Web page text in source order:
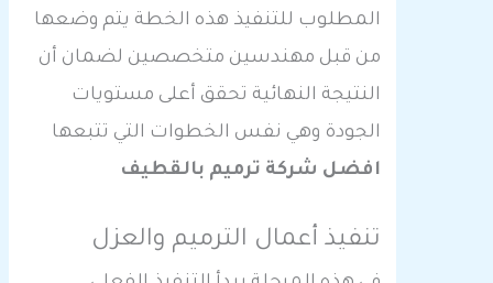
المطلوب للتنفيذ هذه الخطة يتم وضعها
من قبل مهندسين متخصصين لضمان أن
النتيجة النهائية تحقق أعلى مستويات
الجودة وهي نفس الخطوات التي تتبعها
افضل شركة ترميم بالقطيف
تنفيذ أعمال الترميم والعزل